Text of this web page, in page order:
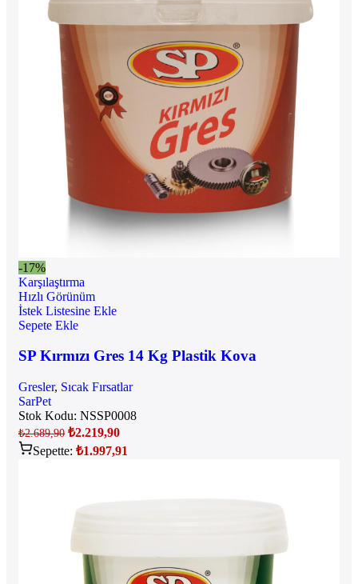
-17%
Karşılaştırma
Hızlı Görünüm
İstek Listesine Ekle
Sepete Ekle
SP Kırmızı Gres 14 Kg Plastik Kova
Gresler, Sıcak Fırsatlar
SarPet
Stok Kodu: NSSP0008
₺2.689,90 ₺2.219,90
Sepette: ₺1.997,91